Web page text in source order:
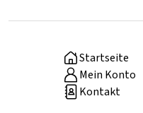
Startseite
Mein Konto
Kontakt